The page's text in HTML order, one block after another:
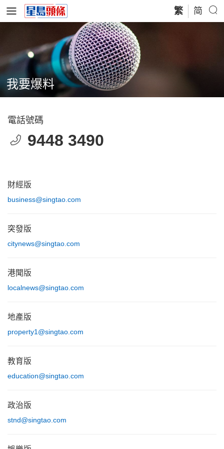
繁 简
我要爆料
電話號碼
9448 3490
財經版
business@singtao.com
突發版
citynews@singtao.com
港聞版
localnews@singtao.com
地產版
property1@singtao.com
教育版
education@singtao.com
政治版
stnd@singtao.com